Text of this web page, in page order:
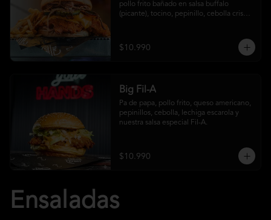
pollo frito bañado en salsa buffalo
(picante), tocino, pepinillo, cebolla crispy,
$10.990
Big Fil-A
Pa de papa, pollo frito, queso americano,
pepinillos, cebolla, lechiga escarola y
nuestra salsa especial Fil-A.
$10.990
Ensaladas